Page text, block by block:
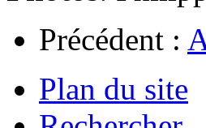
Précédent :
Plan du site